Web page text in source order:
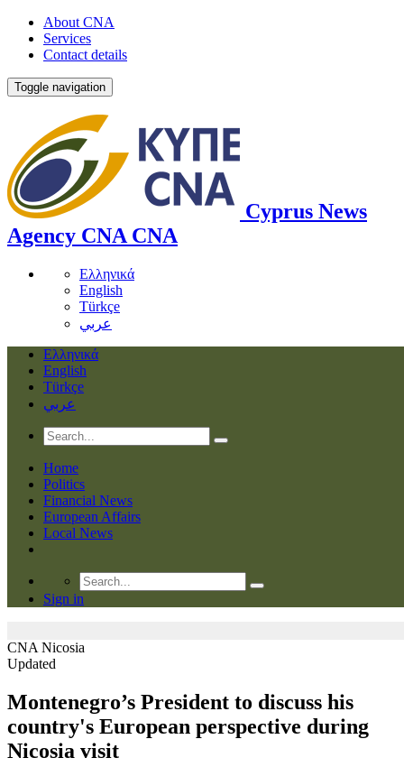
About CNA
Services
Contact details
Toggle navigation
Cyprus News
Agency CNA CNA
Ελληνικά
English
Türkçe
عربي
Ελληνικά
English
Türkçe
عربي
Home
Politics
Financial News
European Affairs
Local News
Sign in
CNA Nicosia
Updated
Montenegro’s President to discuss his
country's European perspective during
Nicosia visit